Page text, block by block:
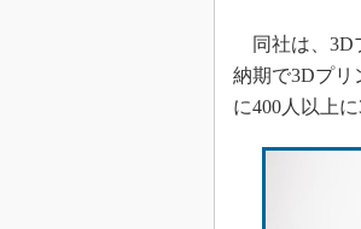
同社は、3D
納期で3Dプリ
に400人以上